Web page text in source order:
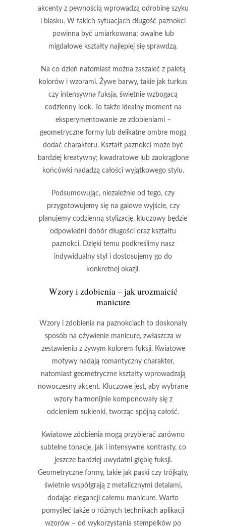
akcentyz pewnością wprowadzą odrobinę szyku
i blasku. W takich sytuacjach długość paznokci
powinna być umiarkowana; owalne lub
migdałowe kształty najlepiej się sprawdzą.
Na co dzień natomiast można zaszaleć z paletą
kolorów i wzorami. Żywe barwy, takie jak turkus
czy intensywna fuksja, świetnie wzbogacą
codzienny look. To także idealny moment na
eksperymentowanie ze zdobieniami –
geometryczne formy lub delikatne ombremogą
dodać charakteru. Kształt paznokci może być
bardziej kreatywny; kwadratowe lub zaokrąglone
końcówkinadadzą całości wyjątkowego stylu.
Podsumowując, niezależnie od tego, czy
przygotowujemy się na galowe wyjście, czy
planujemy codzienną stylizację, kluczowy będzie
odpowiedni dobór długości oraz kształtu
paznokci.Dzięki temu podkreślimy nasz
indywidualny styl i dostosujemy go do
konkretnej okazji.
Wzory i zdobienia – jak urozmaicić
manicure
Wzory i zdobienia na paznokciach to doskonały
sposób na ożywienie manicure, zwłaszcza w
zestawieniu z żywym kolorem fuksji. Kwiatowe
motywy nadają romantyczny charakter,
natomiast geometryczne kształtywprowadzają
nowoczesny akcent. Kluczowe jest, aby wybrane
wzory harmonijnie komponowały się z
odcieniem sukienki, tworząc spójną całość.
Kwiatowe zdobienia mogą przybierać zarówno
subtelne tonacje, jak i intensywne kontrasty, co
jeszcze bardziej uwydatni głębię fuksji.
Geometryczne formy, takie jak paski czy trójkąty,
świetnie współgrają z metalicznymi detalami,
dodając elegancji całemu manicure. Warto
pomyśleć także o różnych technikach aplikacji
wzorów – od wykorzystania stempelków po